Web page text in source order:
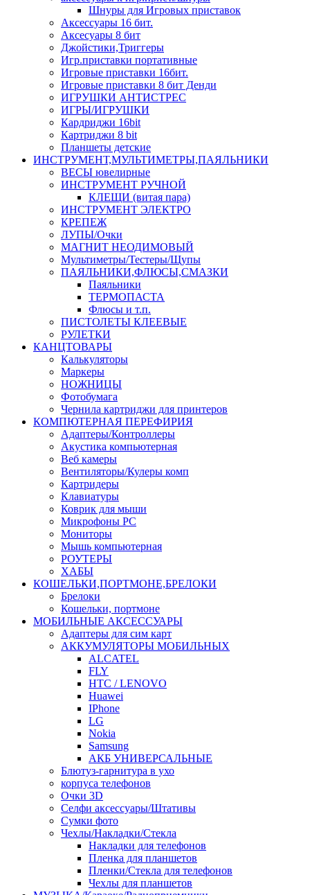
Шнуры для Игровых приставок
Аксессуары 16 бит.
Аксесуары 8 бит
Джойстики,Триггеры
Игр.приставки портативные
Игровые приставки 16бит.
Игровые приставки 8 бит Денди
ИГРУШКИ АНТИСТРЕС
ИГРЫ/ИГРУШКИ
Кардриджи 16bit
Картриджи 8 bit
Планшеты детские
ИНСТРУМЕНТ,МУЛЬТИМЕТРЫ,ПАЯЛЬНИКИ
ВЕСЫ ювелирные
ИНСТРУМЕНТ РУЧНОЙ
КЛЕЩИ (витая пара)
ИНСТРУМЕНТ ЭЛЕКТРО
КРЕПЕЖ
ЛУПЫ/Очки
МАГНИТ НЕОДИМОВЫЙ
Мультиметры/Тестеры/Щупы
ПАЯЛЬНИКИ,ФЛЮСЫ,СМАЗКИ
Паяльники
ТЕРМОПАСТА
Флюсы и т.п.
ПИСТОЛЕТЫ КЛЕЕВЫЕ
РУЛЕТКИ
КАНЦТОВАРЫ
Калькуляторы
Маркеры
НОЖНИЦЫ
Фотобумага
Чернила картриджи для принтеров
КОМПЮТЕРНАЯ ПЕРЕФИРИЯ
Адаптеры/Контроллеры
Акустика компьютерная
Веб камеры
Вентиляторы/Кулеры комп
Картридеры
Клавиатуры
Коврик для мыши
Микрофоны PC
Мониторы
Мышь компьютерная
РОУТЕРЫ
ХАБЫ
КОШЕЛЬКИ,ПОРТМОНЕ,БРЕЛОКИ
Брелоки
Кошельки, портмоне
МОБИЛЬНЫЕ АКСЕССУАРЫ
Адаптеры для сим карт
АККУМУЛЯТОРЫ МОБИЛЬНЫХ
ALCATEL
FLY
HTC / LENOVO
Huawei
IPhone
LG
Nokia
Samsung
АКБ УНИВЕРСАЛЬНЫЕ
Блютуз-гарнитура в ухо
корпуса телефонов
Очки 3D
Селфи аксессуары/Штативы
Сумки фото
Чехлы/Накладки/Стекла
Накладки для телефонов
Пленка для планшетов
Пленки/Стекла для телефонов
Чехлы для планшетов